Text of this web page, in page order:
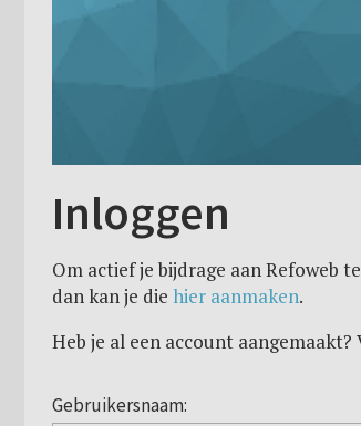
Inloggen
Om actief je bijdrage aan Refoweb
dan kan je die hier aanmaken.
Heb je al een account
Gebruikersnaam: